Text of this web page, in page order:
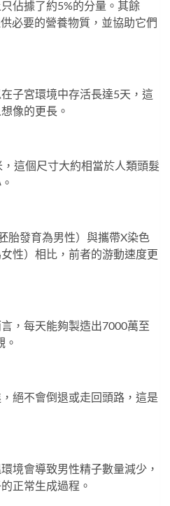
佔據了約5%的分量。其餘
必要的營養物質，並協助它們
子宮環境中存活長達5天，這
像的更長。
這個尺寸大約相當於人類頭髮
胎發育為男性）與攜帶X染色
性）相比，前者的游動速度更
，每天能夠製造出7000萬至
。
絕不會倒退或走回頭路，這是
境會導致男性精子數量減少，
正常生成過程。